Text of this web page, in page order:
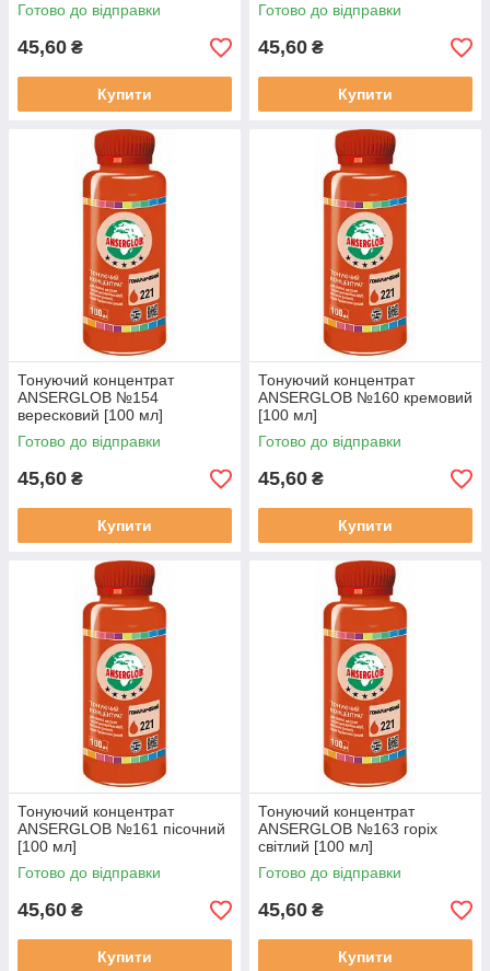
Готово до відправки
45,60 ₴
Купити
Готово до відправки
45,60 ₴
Купити
Тонуючий концентрат
ANSERGLOB №154
вересковий [100 мл]
Готово до відправки
45,60 ₴
Купити
Тонуючий концентрат
ANSERGLOB №160 кремовий
[100 мл]
Готово до відправки
45,60 ₴
Купити
Тонуючий концентрат
ANSERGLOB №161 пісочний
[100 мл]
Готово до відправки
45,60 ₴
Купити
Тонуючий концентрат
ANSERGLOB №163 горіх
світлий [100 мл]
Готово до відправки
45,60 ₴
Купити